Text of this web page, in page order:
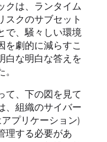
クは、ランタイム
スクのサブセット
で、騒々しい環境
を劇的に減らすこ
白な明白な答えを
て、下の図を見て
、組織のサイバー
プリケーション)
理する必要があ